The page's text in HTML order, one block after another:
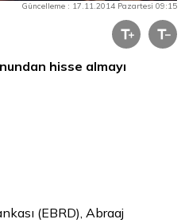
Güncelleme : 17.11.2014 Pazartesi 09:15
hisse almayı
(EBRD), Abraaj